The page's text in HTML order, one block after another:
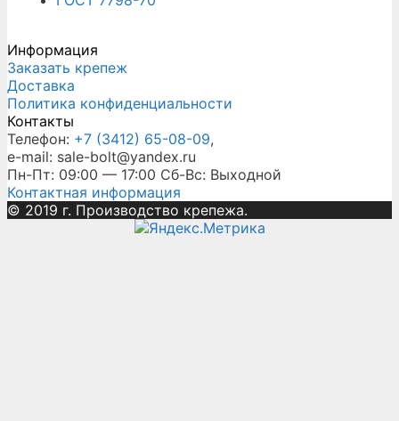
Информация
Заказать крепеж
Доставка
Политика конфиденциальности
Контакты
Телефон: +7 (3412) 65-08-09,
e-mail: sale-bolt@yandex.ru
Пн-Пт: 09:00 — 17:00 Сб-Вс: Выходной
Контактная информация
© 2019 г. Производство крепежа.